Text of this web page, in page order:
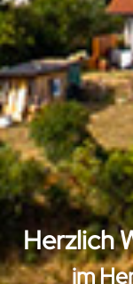
Herzlich
im